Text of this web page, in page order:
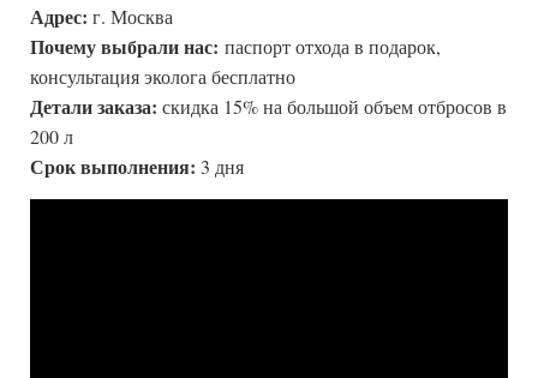
Адрес: г. Москва
Почему выбрали нас: паспорт отхода в подарок,
консультация эколога бесплатно
Детали заказа: скидка 15% на большой объем отбросов в
200 л
Срок выполнения: 3 дня